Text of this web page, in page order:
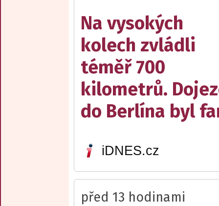
Na vysokých
kolech zvládli
téměř 700
kilometrů.
do Berlína byl
iDNES.cz
před 13 hodinami